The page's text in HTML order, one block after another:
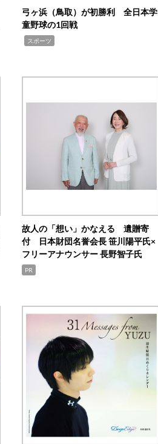
弓ヶ浜（鳥取）が初勝利 全日本学
童野球の1回戦
スポーツ
故人の「想い」かなえる 遺贈寄
付 日本財団名誉会長 笹川陽平氏×
フリーアナウンサー 長野智子氏
PR